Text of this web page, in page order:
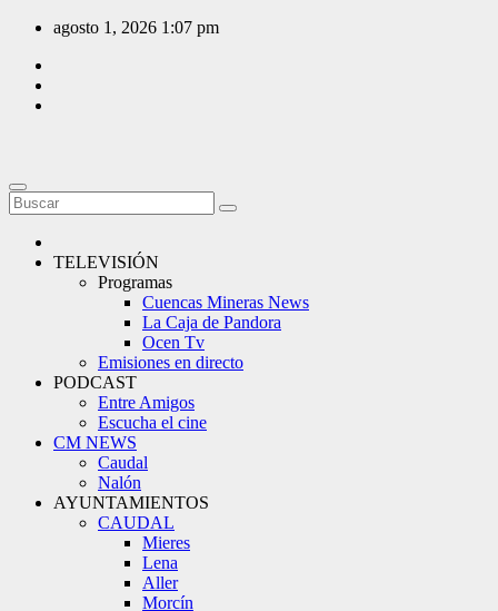
Saltar
contenido
agosto 1, 2026 1:07 pm
TELEVISIÓN
Programas
Cuencas Mineras News
La Caja de Pandora
Ocen Tv
Emisiones en directo
PODCAST
Entre Amigos
Escucha el cine
CM NEWS
Caudal
Nalón
AYUNTAMIENTOS
CAUDAL
Mieres
Lena
Aller
Morcín